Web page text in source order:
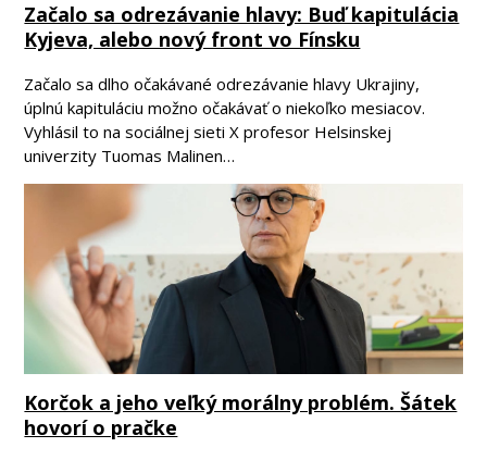
Začalo sa odrezávanie hlavy: Buď kapitulácia
Kyjeva, alebo nový front vo Fínsku
Začalo sa dlho očakávané odrezávanie hlavy Ukrajiny,
úplnú kapituláciu možno očakávať o niekoľko mesiacov.
Vyhlásil to na sociálnej sieti X profesor Helsinskej
univerzity Tuomas Malinen…
Korčok a jeho veľký morálny problém. Šátek
hovorí o pračke